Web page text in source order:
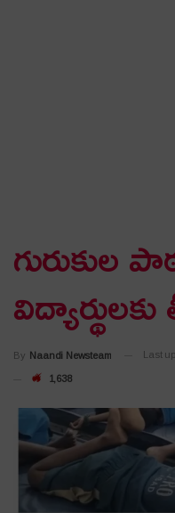
గురుకుల
By Naandi Newsteam Last
1,638